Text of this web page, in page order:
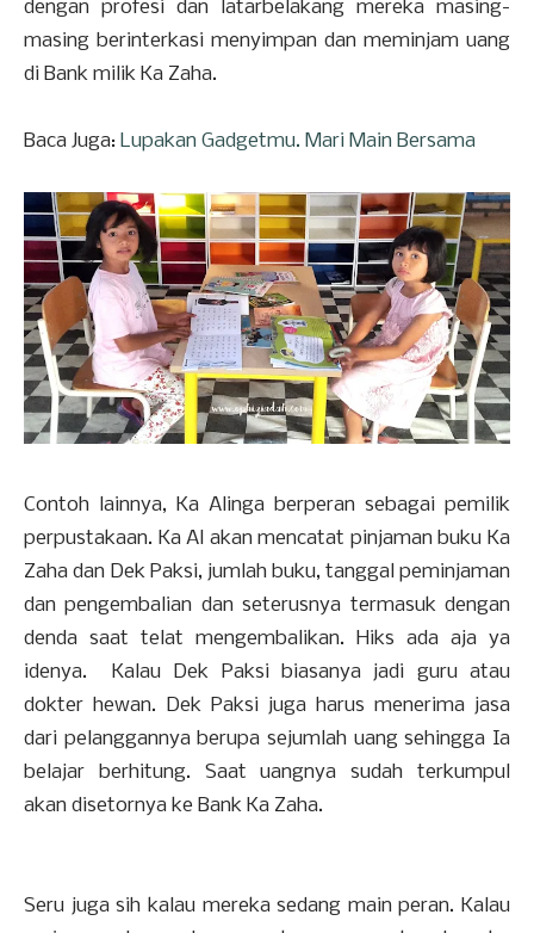
dengan profesi dan latarbelakang mereka masing-
masing berinterkasi menyimpan dan meminjam uang
di Bank milik Ka Zaha.
Baca Juga: Lupakan Gadgetmu. Mari Main Bersama
Contoh lainnya, Ka Alinga berperan sebagai pemilik
perpustakaan. Ka Al akan mencatat pinjaman buku Ka
Zaha dan Dek Paksi, jumlah buku, tanggal peminjaman
dan pengembalian dan seterusnya termasuk dengan
denda saat telat mengembalikan. Hiks ada aja ya
idenya. Kalau Dek Paksi biasanya jadi guru atau
dokter hewan. Dek Paksi juga harus menerima jasa
dari pelanggannya berupa sejumlah uang sehingga Ia
belajar berhitung. Saat uangnya sudah terkumpul
akan disetornya ke Bank Ka Zaha.
Seru juga sih kalau mereka sedang main peran. Kalau